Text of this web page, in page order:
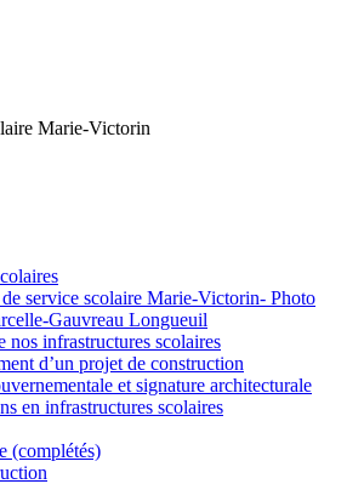
Marie-Victorin
nos infrastructures scolaires
d’un projet de construction
et signature architecturale
en infrastructures scolaires
(complétés)